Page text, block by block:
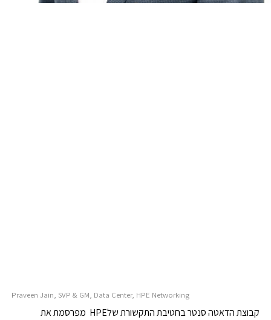
Praveen Jain, SVP & GM, Data Center, HPE Networking
קבוצת הדאטה סנטר בחטיבת התקשורת שלHPE מפרסמת את